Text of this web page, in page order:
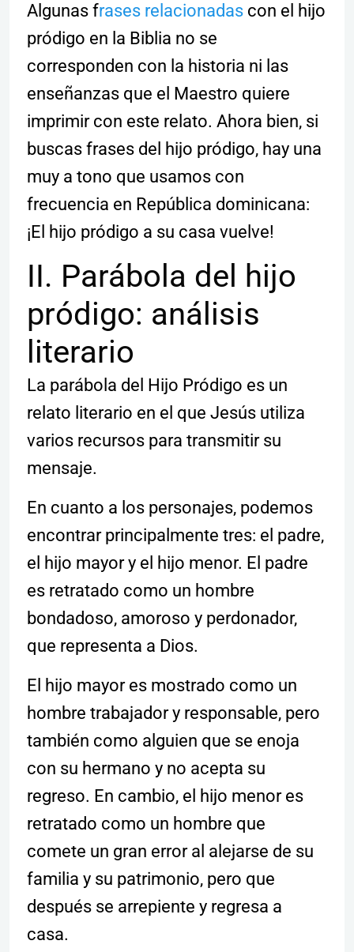
Algunas frases relacionadascon el hijo
pródigo en la Biblia no se
corresponden con la historia ni las
enseñanzas que el Maestro quiere
imprimir con este relato. Ahora bien, si
buscas frases del hijo pródigo, hay una
muy a tono que usamos con
frecuencia en República dominicana:
¡El hijo pródigo a su casa vuelve!
II. Parábola del hijo
pródigo: análisis
literario
La parábola del Hijo Pródigo es un
relato literario en el que Jesús utiliza
varios recursos para transmitir su
mensaje.
En cuanto a los personajes, podemos
encontrar principalmente tres: el padre,
el hijo mayor y el hijo menor. El padre
es retratado como un hombre
bondadoso, amoroso y perdonador,
que representa a Dios.
El hijo mayor es mostrado como un
hombre trabajador y responsable, pero
también como alguien que se enoja
con su hermano y no acepta su
regreso. En cambio, el hijo menor es
retratado como un hombre que
comete un gran error al alejarse de su
familia y su patrimonio, pero que
después se arrepiente y regresa a
casa.